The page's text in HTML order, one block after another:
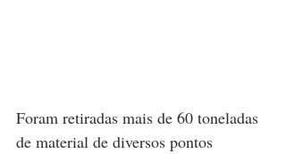
Foram retiradas mais de 60 toneladas
de material de diversos pontos